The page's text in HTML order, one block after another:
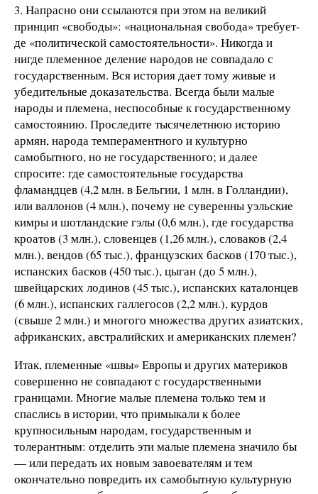
3. Напрасно они ссылаются при этом на великий
принцип «свободы»: «национальная свобода» требует-
де «политической самостоятельности». Никогда и
нигде племенное деление народов не совпадало с
государственным. Вся история дает тому живые и
убедительные доказательства. Всегда были малые
народы и племена, неспособные к государственному
самостоянию. Проследите тысячелетнюю историю
армян, народа темпераментного и культурно
самобытного, но не государственного; и далее
спросите: где самостоятельные государства
фламандцев (4,2 млн. в Бельгии, 1 млн. в Голландии),
или валлонов (4 млн.), почему не суверенны уэльские
кимры и шотландские гэлы (0,6 млн.), где государства
кроатов (3 млн.), словенцев (1,26 млн.), словаков (2,4
млн.), вендов (65 тыс.), французских басков (170 тыс.),
испанских басков (450 тыс.), цыган (до 5 млн.),
швейцарских лодинов (45 тыс.), испанских каталонцев
(6 млн.), испанских галлегосов (2,2 млн.), курдов
(свыше 2 млн.) и многого множества других азиатских,
африканских, австралийских и американских племен?
Итак, племенные «швы» Европы и других материков
совершенно не совпадают с государственными
границами. Многие малые племена только тем и
спаслись в истории, что примыкали к более
крупносильным народам, государственным и
толерантным: отделить эти малые племена значило бы
— или передать их новым завоевателям и тем
окончательно повредить их самобытную культурную